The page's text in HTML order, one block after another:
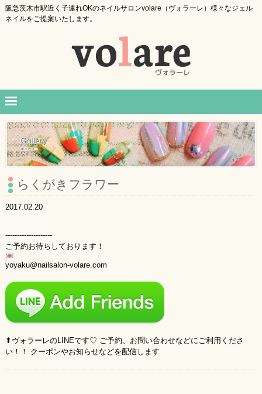
阪急茨木市駅近く子連れOKのネイルサロンvolare（ヴォラーレ）様々なジェル
ネイルをご提案いたします。
らくがきフラワー
2017.02.20
--------------------
ご予約お待ちしております！
yoyaku@nailsalon-volare.com
⬆︎ヴォラーレのLINEです♡ ご予約、お問い合わせなどにご利用くださ
い！！ クーポンやお知らせなどを配信します